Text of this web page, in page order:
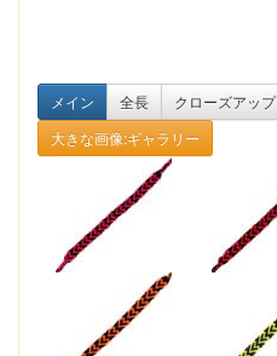
メイン 全長 クローズアップ
大きな画像:ギャラリー